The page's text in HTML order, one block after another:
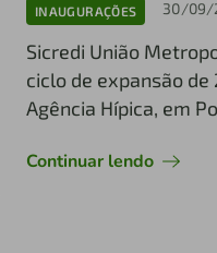
INAUGURAÇÕES 30/09/
Sicredi União
ciclo de expansão de
Agência Hípica, em
Continuar lendo